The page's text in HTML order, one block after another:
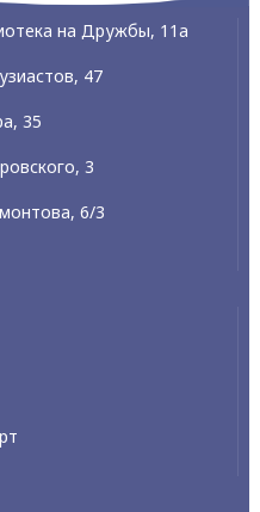
на Дружбы, 11а
47
35
3
6/3